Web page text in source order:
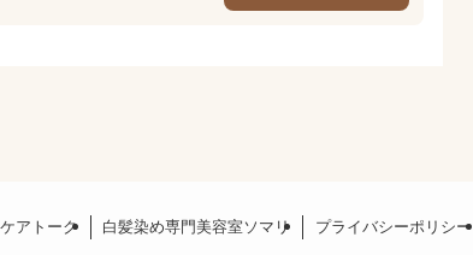
アトーク 白髪染め専門美容室ソマリ プライバシーポリシー